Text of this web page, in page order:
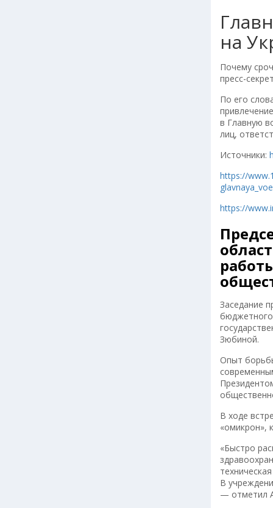
на
Почему
пресс-
По его
в Главную
лиц,
Источники:
https://
https://
Заседание
Зюбиной.
Опыт
В ходе
«омикрон»,
«Быстро
В
— отметил